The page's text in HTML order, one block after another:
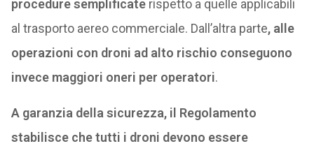
procedure semplificaterispetto a quelle applicabili
al trasporto aereo commerciale. Dall’altra parte, alle
operazioni con droni ad alto rischio conseguono
invece maggiori oneri per operatori.
A garanzia della sicurezza, il Regolamento
stabilisce che tutti i droni devono essere